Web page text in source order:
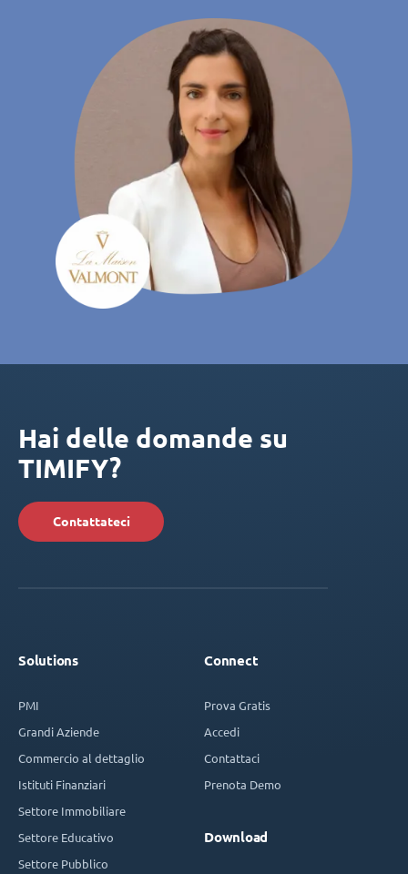
Hai delle domande su
TIMIFY?
Contattateci
Solutions
PMI
Grandi Aziende
Commercio al dettaglio
Istituti Finanziari
Settore Immobiliare
Settore Educativo
Settore Pubblico
Connect
Prova Gratis
Accedi
Contattaci
Prenota Demo
Download